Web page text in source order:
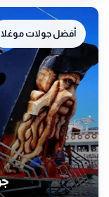
أفضل جولات موغلا